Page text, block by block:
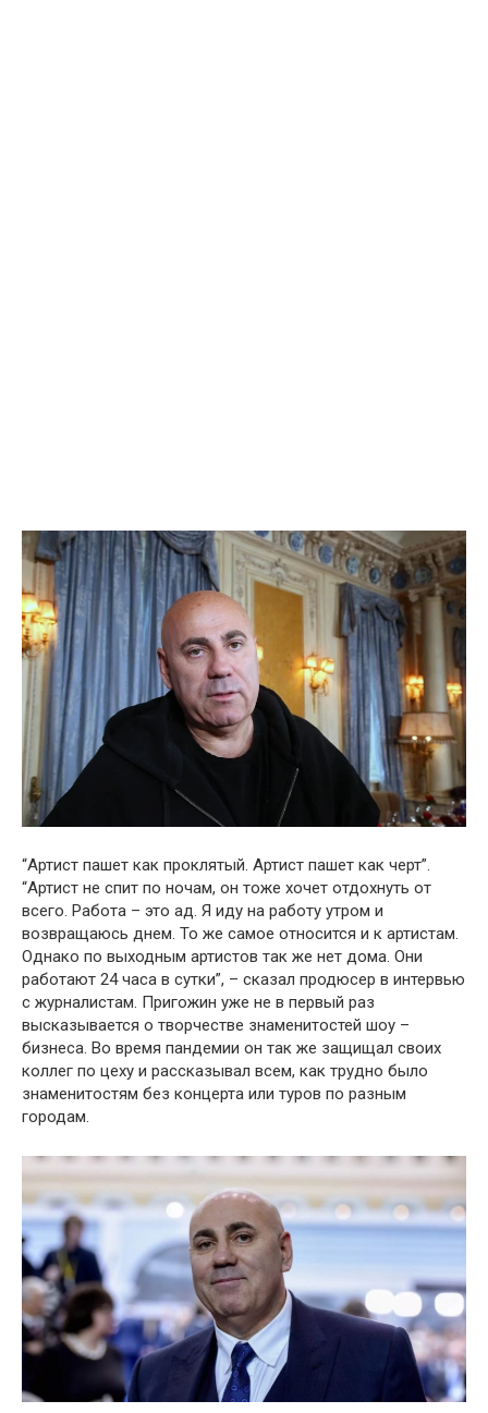
“Артист пашет как проклятый. Артист пашет как черт”.
“Артист не спит по ночам, он тоже хочет отдохнуть от
всего. Работа – это ад. Я иду на работу утром и
возвращаюсь днем. То же самое относится и к артистам.
Однако по выходным артистов так же нет дома. Они
работают 24 часа в сутки”, – сказал продюсер в интервью
с журналистам. Пригожин уже не в первый раз
высказывается о творчестве знаменитостей шоу –
бизнеса. Во время пандемии он так же защищал своих
коллег по цеху и рассказывал всем, как трудно было
знаменитостям без концерта или туров по разным
городам.